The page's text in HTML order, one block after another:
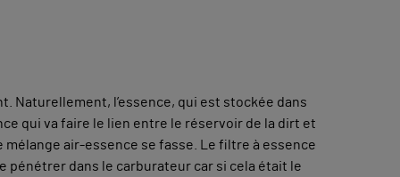
Naturellement, l’essence, qui est stockée dans
qui va faire le lien entre le réservoir de la dirt et
mélange air-essence se fasse. Le filtre à essence
pénétrer dans le carburateur car si cela était le